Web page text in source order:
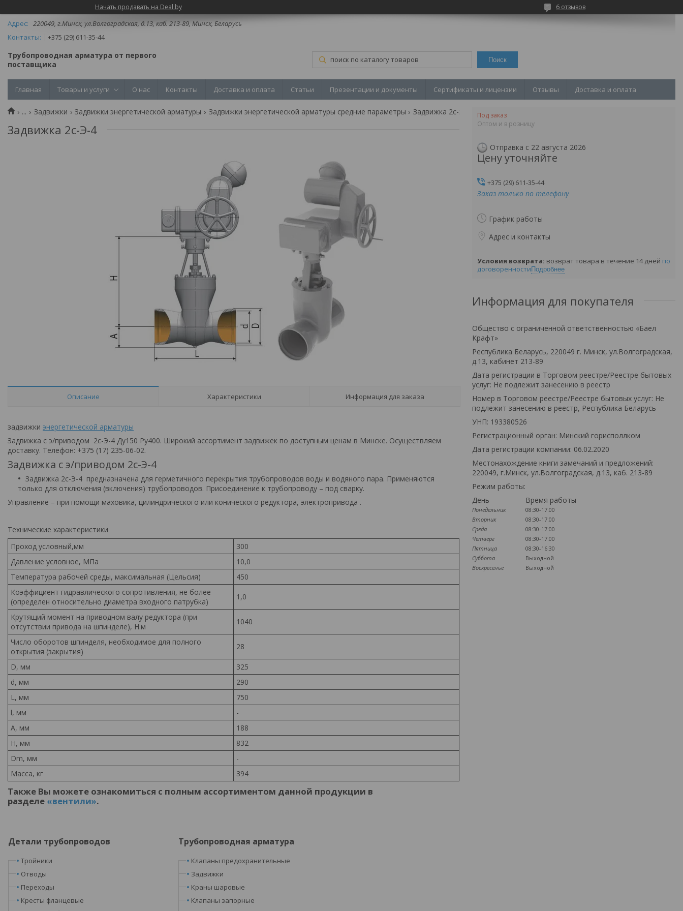
Начать продавать на Deal.by 6 отзывов
220049, г.Минск, ул.Волгоградская, д.13, каб. 213-89, Минск, Беларусь
+375 (29) 611-35-44
Трубопроводная арматура от первого
поставщика
Поиск
Главная Товары и услуги О нас Контакты Доставка и оплата Статьи Презентации и документы Сертификаты и лицензии Отзывы Доставка и оплата
... Задвижки Задвижки энергетической арматуры Задвижки энергетической арматуры средние параметры Задвижка 2с-э-4
Задвижка 2с-Э-4
Описание Характеристики Информация для заказа
задвижки энергетической арматуры
Задвижка с э/приводом 2с-Э-4 Ду150 Ру400. Широкий ассортимент задвижек по доступным ценам в Минске. Осуществляем
доставку. Телефон: +375 (17) 235-06-02.
Задвижка с э/приводом 2с-Э-4
Задвижка 2с-Э-4 предназначена для герметичного перекрытия трубопроводов воды и водяного пара. Применяются
только для отключения (включения) трубопроводов. Присоединение к трубопроводу – под сварку.
Управление – при помощи маховика, цилиндрического или конического редуктора, электропривода .
Технические характеристики
Проход условный,мм
300
Давление условное, МПа
10,0
Температура рабочей среды, максимальная (Цельсия)
450
Коэффициент гидравлического сопротивления, не более
(определен относительно диаметра входного патрубка)
1,0
Крутящий момент на приводном валу редуктора (при
отсутствии привода на шпинделе), Н.м
1040
Число оборотов шпинделя, необходимое для полного
открытия (закрытия)
28
D, мм
325
d, мм
290
L, мм
750
l, мм
-
A, мм
188
H, мм
832
Dm, мм
-
Масса, кг
394
Также Вы можете ознакомиться с полным ассортиментом данной продукции в
разделе «вентили».
Под заказ
Оптом и в розницу
Отправка с 22 августа 2026
Цену уточняйте
+375 (29) 611-35-44
Заказ только по телефону
График работы
Адрес и контакты
возврат товара в течение 14 дней по
договоренности Подробнее
Информация для покупателя
Общество с ограниченной ответственностью «Баел
Крафт»
Республика Беларусь, 220049 г. Минск, ул.Волгоградская,
д.13, кабинет 213-89
Дата регистрации в Торговом реестре/Реестре бытовых
услуг: Не подлежит занесению в реестр
Номер в Торговом реестре/Реестре бытовых услуг: Не
подлежит занесению в реестр, Республика Беларусь
УНП: 193380526
Регистрационный орган: Минский горисполлком
Дата регистрации компании: 06.02.2020
Местонахождение книги замечаний и предложений:
220049, г.Минск, ул.Волгоградская, д.13, каб. 213-89
Режим работы:
День
Время работы
Понедельник
08:30-17:00
Вторник
08:30-17:00
Среда
08:30-17:00
Четверг
08:30-17:00
Пятница
08:30-16:30
Суббота
Выходной
Воскресенье
Выходной
Детали трубопроводов
Тройники
Отводы
Переходы
Кресты фланцевые
Трубопроводная арматура
Клапаны предохранительные
Задвижки
Краны шаровые
Клапаны запорные